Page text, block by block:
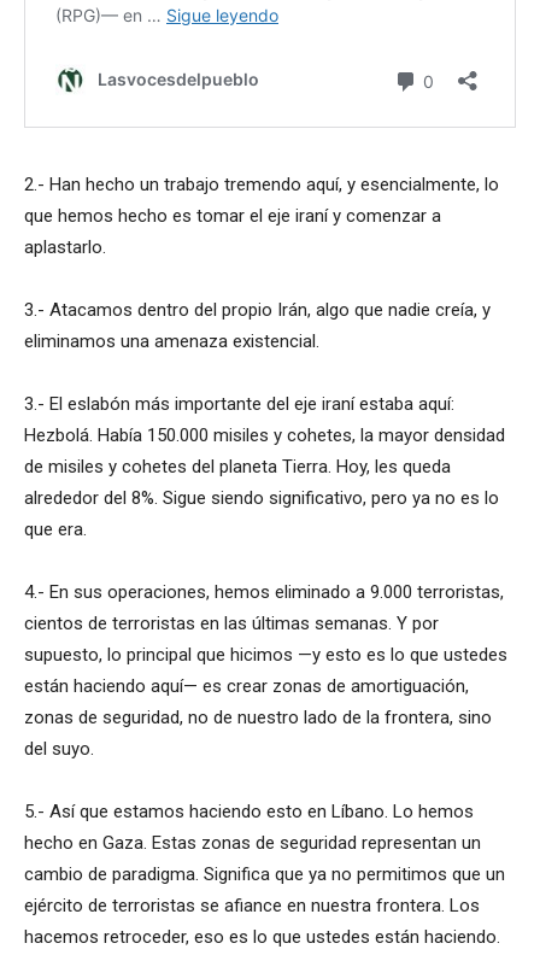
2.- Han hecho un trabajo tremendo aquí, y esencialmente, lo
que hemos hecho es tomar el eje iraní y comenzar a
aplastarlo.
3.- Atacamos dentro del propio Irán, algo que nadie creía, y
eliminamos una amenaza existencial.
3.- El eslabón más importante del eje iraní estaba aquí:
Hezbolá. Había 150.000 misiles y cohetes, la mayor densidad
de misiles y cohetes del planeta Tierra. Hoy, les queda
alrededor del 8%. Sigue siendo significativo, pero ya no es lo
que era.
4.- En sus operaciones, hemos eliminado a 9.000 terroristas,
cientos de terroristas en las últimas semanas. Y por
supuesto, lo principal que hicimos —y esto es lo que ustedes
están haciendo aquí— es crear zonas de amortiguación,
zonas de seguridad, no de nuestro lado de la frontera, sino
del suyo.
5.- Así que estamos haciendo esto en Líbano. Lo hemos
hecho en Gaza. Estas zonas de seguridad representan un
cambio de paradigma. Significa que ya no permitimos que un
ejército de terroristas se afiance en nuestra frontera. Los
hacemos retroceder, eso es lo que ustedes están haciendo.